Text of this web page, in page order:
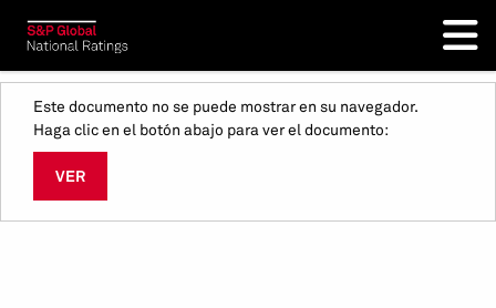
Este documento no se puede mostrar en su navegador.
Haga clic en el botón abajo para ver el documento:
VER